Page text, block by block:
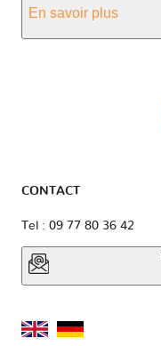
En savoir plus
CONTACT
Tel : 09 77 80 36 42